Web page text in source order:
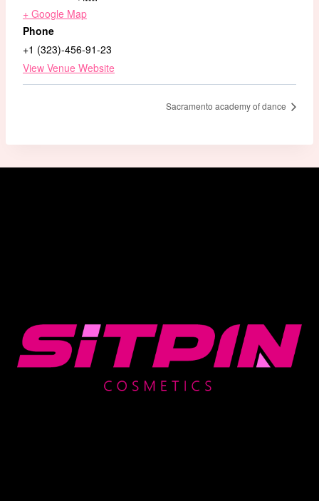
+ Google Map
Phone
+1 (323)-456-91-23
View Venue Website
Sacramento academy of dance